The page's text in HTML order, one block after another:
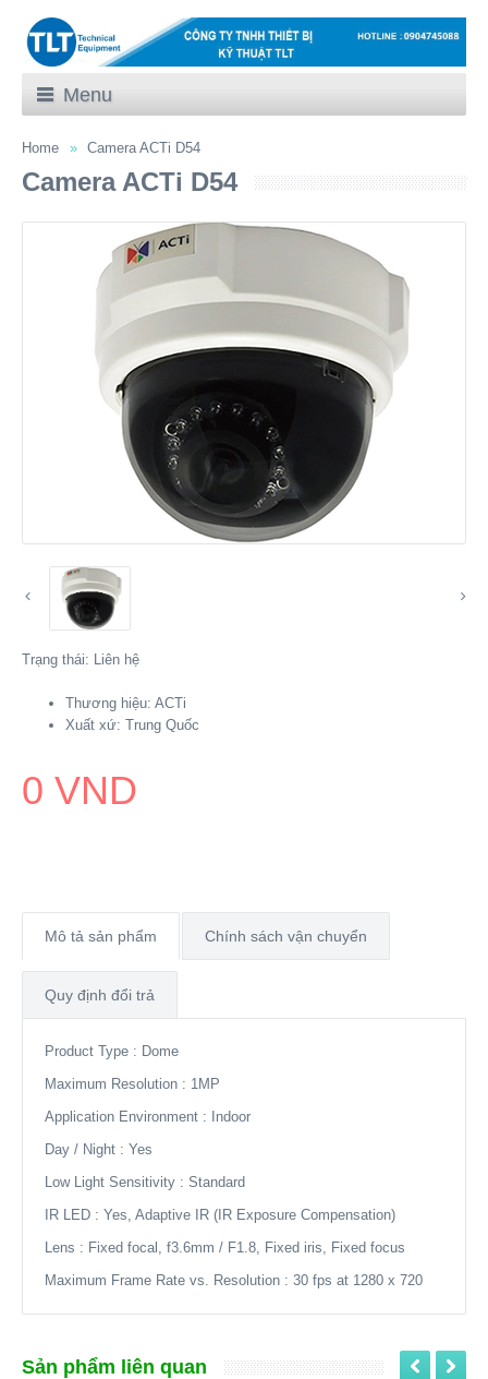
Menu
Home Camera ACTi D54
Camera ACTi D54
Trạng thái: Liên hệ
Thương hiệu: ACTi
Xuất xứ: Trung Quốc
0 VND
Mô tả sản phẩm Chính sách vận chuyển
Quy định đổi trả
Product Type : Dome
Maximum Resolution : 1MP
Application Environment : Indoor
Day / Night : Yes
Low Light Sensitivity : Standard
IR LED : Yes, Adaptive IR (IR Exposure Compensation)
Lens : Fixed focal, f3.6mm / F1.8, Fixed iris, Fixed focus
Maximum Frame Rate vs. Resolution : 30 fps at 1280 x 720
Sản phẩm liên quan